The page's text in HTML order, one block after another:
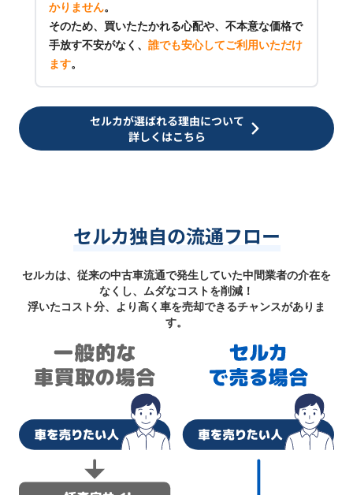
かりません。
そのため、買いたたかれる心配や、不本意な価格で
手放す不安がなく、 誰でも安心してご利用いただけ
ます。
セルカが選ばれる理由について
詳しくはこちら
セルカ独自の流通フロー
セルカは、従来の中古車流通で発生していた中間業者の介在を
なくし、ムダなコストを削減！
浮いたコスト分、より高く車を売却できるチャンスがありま
す。